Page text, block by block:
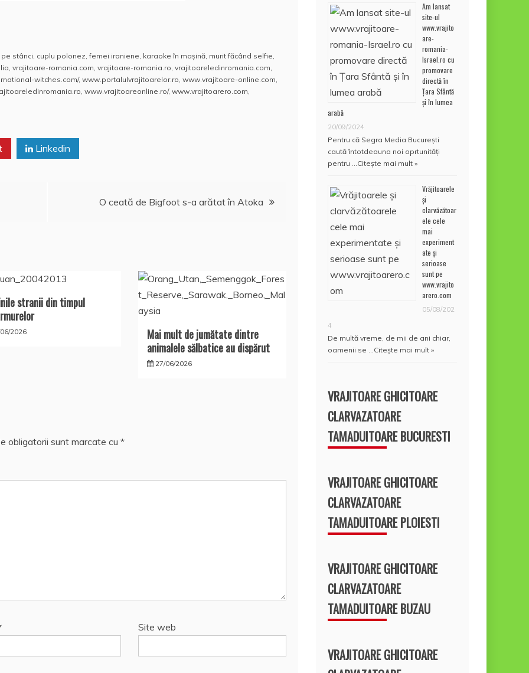
stânci, cuplu polonez,femei iraniene, karaoke în maşină, murit făcând selfie,
, vrajitoare-romania.com, vrajitoare-romania.ro, vrajitoareledinromania.com,
witches.com/, www.portalulvrajitoarelor.ro, www.vrajitoare-online.com,
, www.vrajitoareonline.ro/, www.vrajitoarero.com,
Linkedin
O ceată de Bigfoot s-a arătat în Atoka
stranii din timpul
2026
Mai mult de jumătate dintre
animalele sălbatice au dispărut
27/06/2026
obligatorii sunt marcate cu *
Site web
Am lansat
site-ul
www.vrajito
are-
romania-
Israel.ro cu
promovare
directă în
Țara Sfântă
și în lumea
arabă
20/09/2024
Pentru că Segra Media București
caută întotdeauna noi oprtunități
pentru … Citește mai mult »
Vrăjitoarele
și
clarvăzătoar
ele cele
mai
experiment
ate și
serioase
sunt pe
www.vrajito
arero.com
05/08/202
4
De multă vreme, de mii de ani chiar,
oamenii se … Citește mai mult »
VRAJITOARE GHICITOARE
CLARVAZATOARE
TAMADUITOARE BUCURESTI
VRAJITOARE GHICITOARE
CLARVAZATOARE
TAMADUITOARE PLOIESTI
VRAJITOARE GHICITOARE
CLARVAZATOARE
TAMADUITOARE BUZAU
VRAJITOARE GHICITOARE